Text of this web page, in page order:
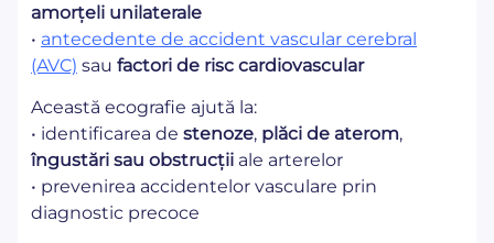
amorțeli unilaterale
• antecedente de accident vascular cerebral
(AVC) sau factori de risc cardiovascular
Această ecografie ajută la:
• identificarea de stenoze, plăci de aterom,
îngustări sau obstrucții ale arterelor
• prevenirea accidentelor vasculare prin
diagnostic precoce